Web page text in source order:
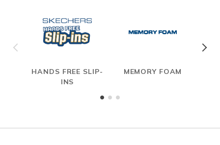
HANDS FREE SLIP-
INS
MEMORY FOAM